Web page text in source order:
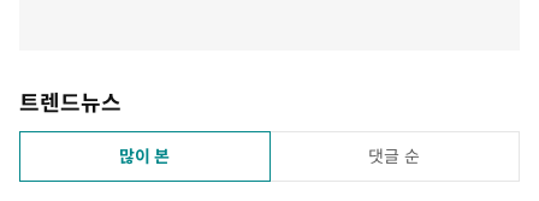
트렌드뉴스
많이 본 댓글 순